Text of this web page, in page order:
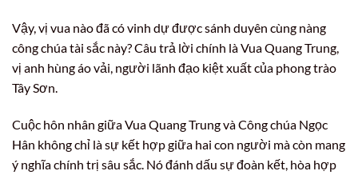
Vậy, vị vua nào đã có vinh dự được sánh duyên cùng nàng
công chúa tài sắc này? Câu trả lời chính là Vua Quang Trung,
vị anh hùng áo vải, người lãnh đạo kiệt xuất của phong trào
Tây Sơn.
Cuộc hôn nhân giữa Vua Quang Trung và Công chúa Ngọc
Hân không chỉ là sự kết hợp giữa hai con người mà còn mang
ý nghĩa chính trị sâu sắc. Nó đánh dấu sự đoàn kết, hòa hợp